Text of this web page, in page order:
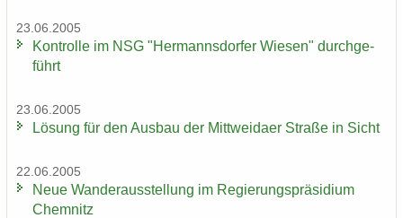
23.06.2005
Kon­trol­le im NSG "Her­manns­dor­fer Wie­sen" durch­ge­
führt
23.06.2005
Lö­sung für den Aus­bau der Mitt­wei­da­er Stra­ße in Sicht
22.06.2005
Neue Wan­der­aus­stel­lung im Re­gie­rungs­prä­si­di­um
Chem­nitz